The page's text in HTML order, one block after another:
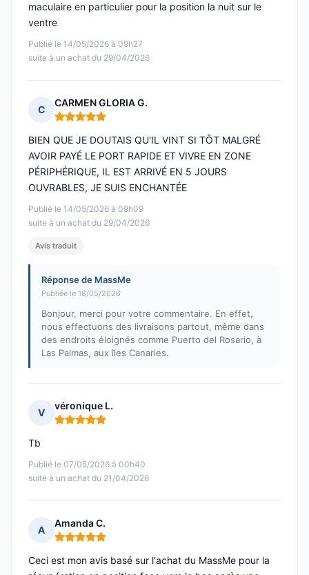
Publié le 14/05/2026 à 09h27
suite à un achat du 29/04/2026
maculaire en particulier pour la position la nuit sur le
ventre
C
CARMEN GLORIA G.
Note : 5 sur 5
Publié le 14/05/2026 à 09h09
suite à un achat du 29/04/2026
BIEN QUE JE DOUTAIS QU'IL VINT SI TÔT MALGRÉ
AVOIR PAYÉ LE PORT RAPIDE ET VIVRE EN ZONE
PÉRIPHÉRIQUE, IL EST ARRIVÉ EN 5 JOURS
OUVRABLES, JE SUIS ENCHANTÉE
Avis traduit
Réponse de MassMe
Publiée le 18/05/2026
Bonjour, merci pour votre commentaire. En effet,
nous effectuons des livraisons partout, même dans
des endroits éloignés comme Puerto del Rosario, à
Las Palmas, aux îles Canaries.
V
véronique L.
Note : 5 sur 5
Publié le 07/05/2026 à 00h40
suite à un achat du 21/04/2026
Tb
A
Amanda C.
Note : 5 sur 5
Ceci est mon avis basé sur l'achat du MassMe pour la